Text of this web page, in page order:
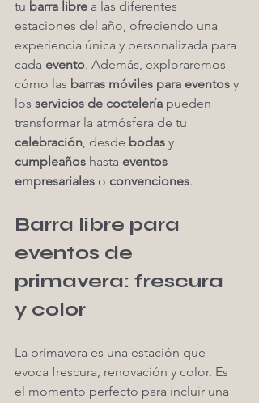
tu barra libre a las diferentes
estaciones del año, ofreciendo una
experiencia única y personalizada para
cada evento. Además, exploraremos
cómo las barras móviles para eventos y
los servicios de coctelería pueden
transformar la atmósfera de tu
celebración, desde bodas y
cumpleaños hasta eventos
empresariales o convenciones.
Barra libre para
eventos de
primavera: frescura
y color
La primavera es una estación que
evoca frescura, renovación y color. Es
el momento perfecto para incluir una